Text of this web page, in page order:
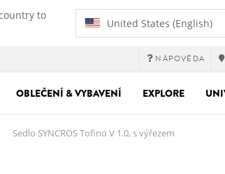
to
United States (English)
NÁPOVĚDA
OBLEČENÍ & VYBAVENÍ EXPLORE
Sedlo SYNCROS Tofino V 1.0, s výřezem